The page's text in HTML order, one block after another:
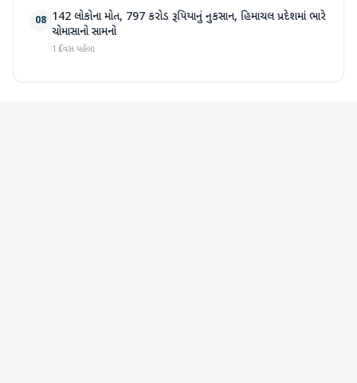
08 142 લોકોના મોત, 797 કરોડ રૂપિયાનું નુકસાન, હિમાચલ પ્રદેશમાં ભારે
ચોમાસાનો સામનો
1 દિવસ પહેલા